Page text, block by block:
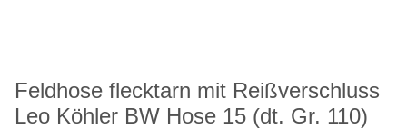
Feldhose flecktarn mit Reißverschluss
Leo Köhler BW Hose 15 (dt. Gr. 110)